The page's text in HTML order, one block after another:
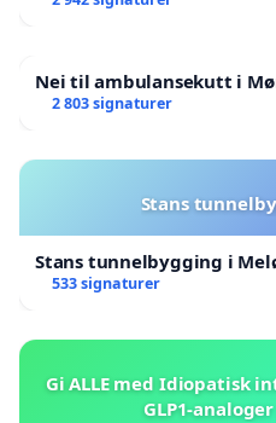
Nei til ambulansekutt i
2 803 signaturer
Stans
Stans tunnelbygging i
533 signaturer
Gi ALLE med Idiopatisk
GLP1-